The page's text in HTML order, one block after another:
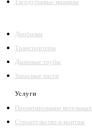
Тягодутьевые машины
Дробилки
Транспортеры
Дымовые трубы
Запасные части
Услуги
Проектирование котельных
Строительство и монтаж